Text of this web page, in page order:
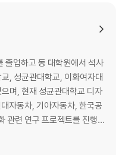
졸업하고 동 대학원에서 석사
, 성균관대학교, 이화여자대
며, 현재 성균관대학교 디자
자동차, 기아자동차, 한국공
관련 연구 프로젝트를 진행했
하고, 한국 문화를 현대적으
운영하고 있다. 그동안 쓴 책